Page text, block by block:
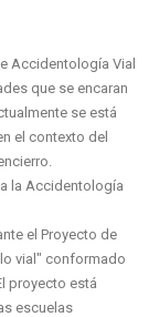
Accidentología Vial
que se encaran
se está
el contexto del
la Accidentología
el Proyecto de
vial" conformado
proyecto está
escuelas